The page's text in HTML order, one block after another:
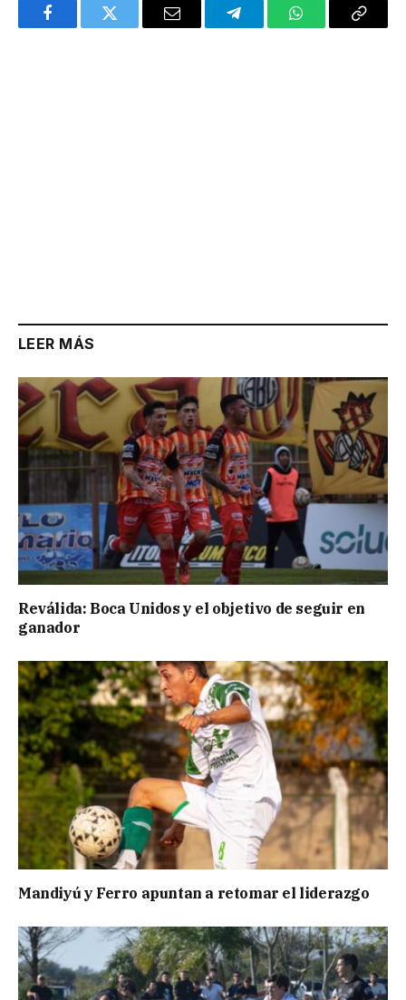
FacebookTwitter Email TelegramWhatsAppCopy
LEER MÁS
Reválida: Boca Unidos y el objetivo de seguir en
ganador
Mandiyú y Ferro apuntan a retomar el liderazgo